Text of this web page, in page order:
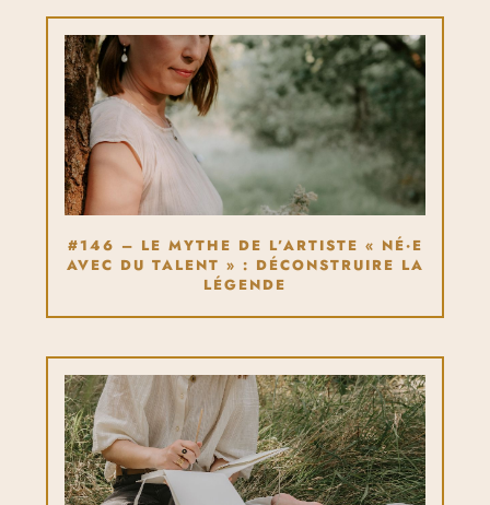
#146 – LE MYTHE DE L’ARTISTE « NÉ·E
AVEC DU TALENT » : DÉCONSTRUIRE LA
LÉGENDE